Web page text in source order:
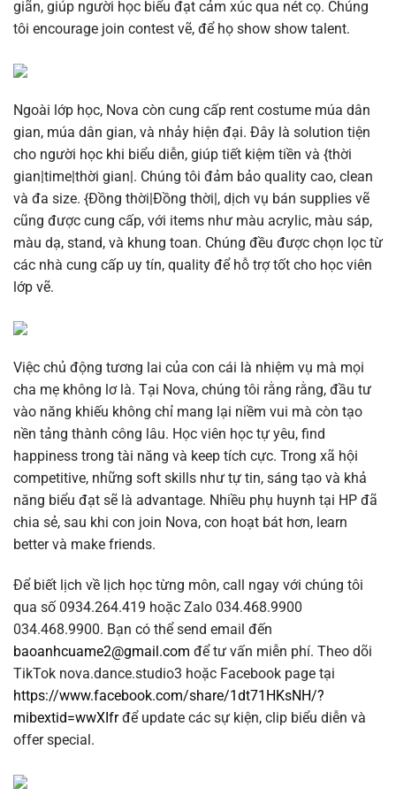
giãn, giúp người học biểu đạt cảm xúc qua nét cọ. Chúng
tôi encourage join contest vẽ, để họ show show talent.
Ngoài lớp học, Nova còn cung cấp rent costume múa dân
gian, múa dân gian, và nhảy hiện đại. Đây là solution tiện
cho người học khi biểu diễn, giúp tiết kiệm tiền và {thời
gian|time|thời gian|. Chúng tôi đảm bảo quality cao, clean
và đa size. {Đồng thời|Đồng thời|, dịch vụ bán supplies vẽ
cũng được cung cấp, với items như màu acrylic, màu sáp,
màu dạ, stand, và khung toan. Chúng đều được chọn lọc từ
các nhà cung cấp uy tín, quality để hỗ trợ tốt cho học viên
lớp vẽ.
Việc chủ động tương lai của con cái là nhiệm vụ mà mọi
cha mẹ không lơ là. Tại Nova, chúng tôi rằng rằng, đầu tư
vào năng khiếu không chỉ mang lại niềm vui mà còn tạo
nền tảng thành công lâu. Học viên học tự yêu, find
happiness trong tài năng và keep tích cực. Trong xã hội
competitive, những soft skills như tự tin, sáng tạo và khả
năng biểu đạt sẽ là advantage. Nhiều phụ huynh tại HP đã
chia sẻ, sau khi con join Nova, con hoạt bát hơn, learn
better và make friends.
Để biết lịch về lịch học từng môn, call ngay với chúng tôi
qua số 0934.264.419 hoặc Zalo 034.468.9900
034.468.9900. Bạn có thể send email đến
baoanhcuame2@gmail.com để tư vấn miễn phí. Theo dõi
TikTok nova.dance.studio3 hoặc Facebook page tại
https://www.facebook.com/share/1dt71HKsNH/?
mibextid=wwXIfrđể update các sự kiện, clip biểu diễn và
offer special.